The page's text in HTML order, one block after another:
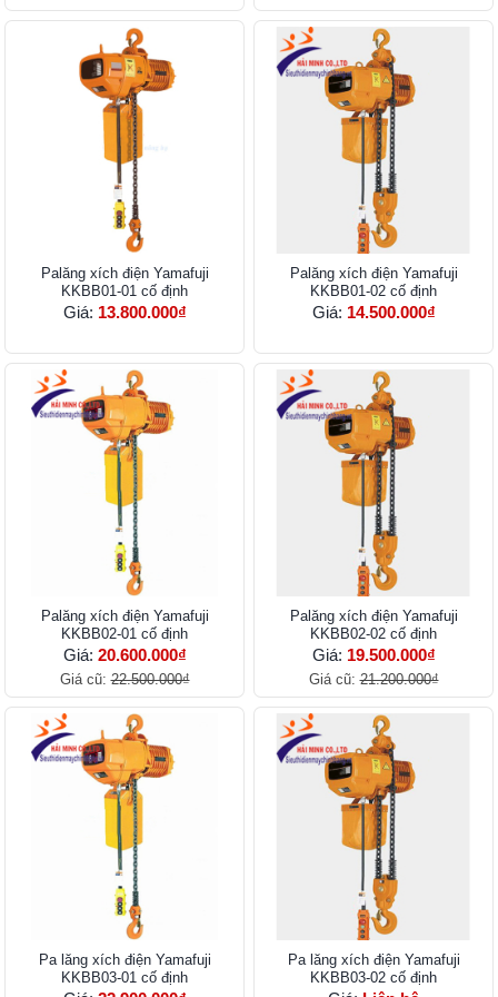
Palăng xích điện Yamafuji
KKBB01-01 cố định
Giá: 13.800.000₫
Palăng xích điện Yamafuji
KKBB01-02 cố định
Giá: 14.500.000₫
Palăng xích điện Yamafuji
KKBB02-01 cố định
Giá: 20.600.000₫
Giá cũ:22.500.000₫
Palăng xích điện Yamafuji
KKBB02-02 cố định
Giá: 19.500.000₫
Giá cũ:21.200.000₫
Pa lăng xích điện Yamafuji
KKBB03-01 cố định
Pa lăng xích điện Yamafuji
KKBB03-02 cố định